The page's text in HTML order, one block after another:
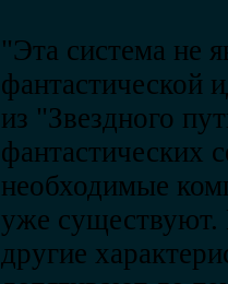
"Эта система не
фантастической
из "Звездного
фантастических
необходимые
уже
другие